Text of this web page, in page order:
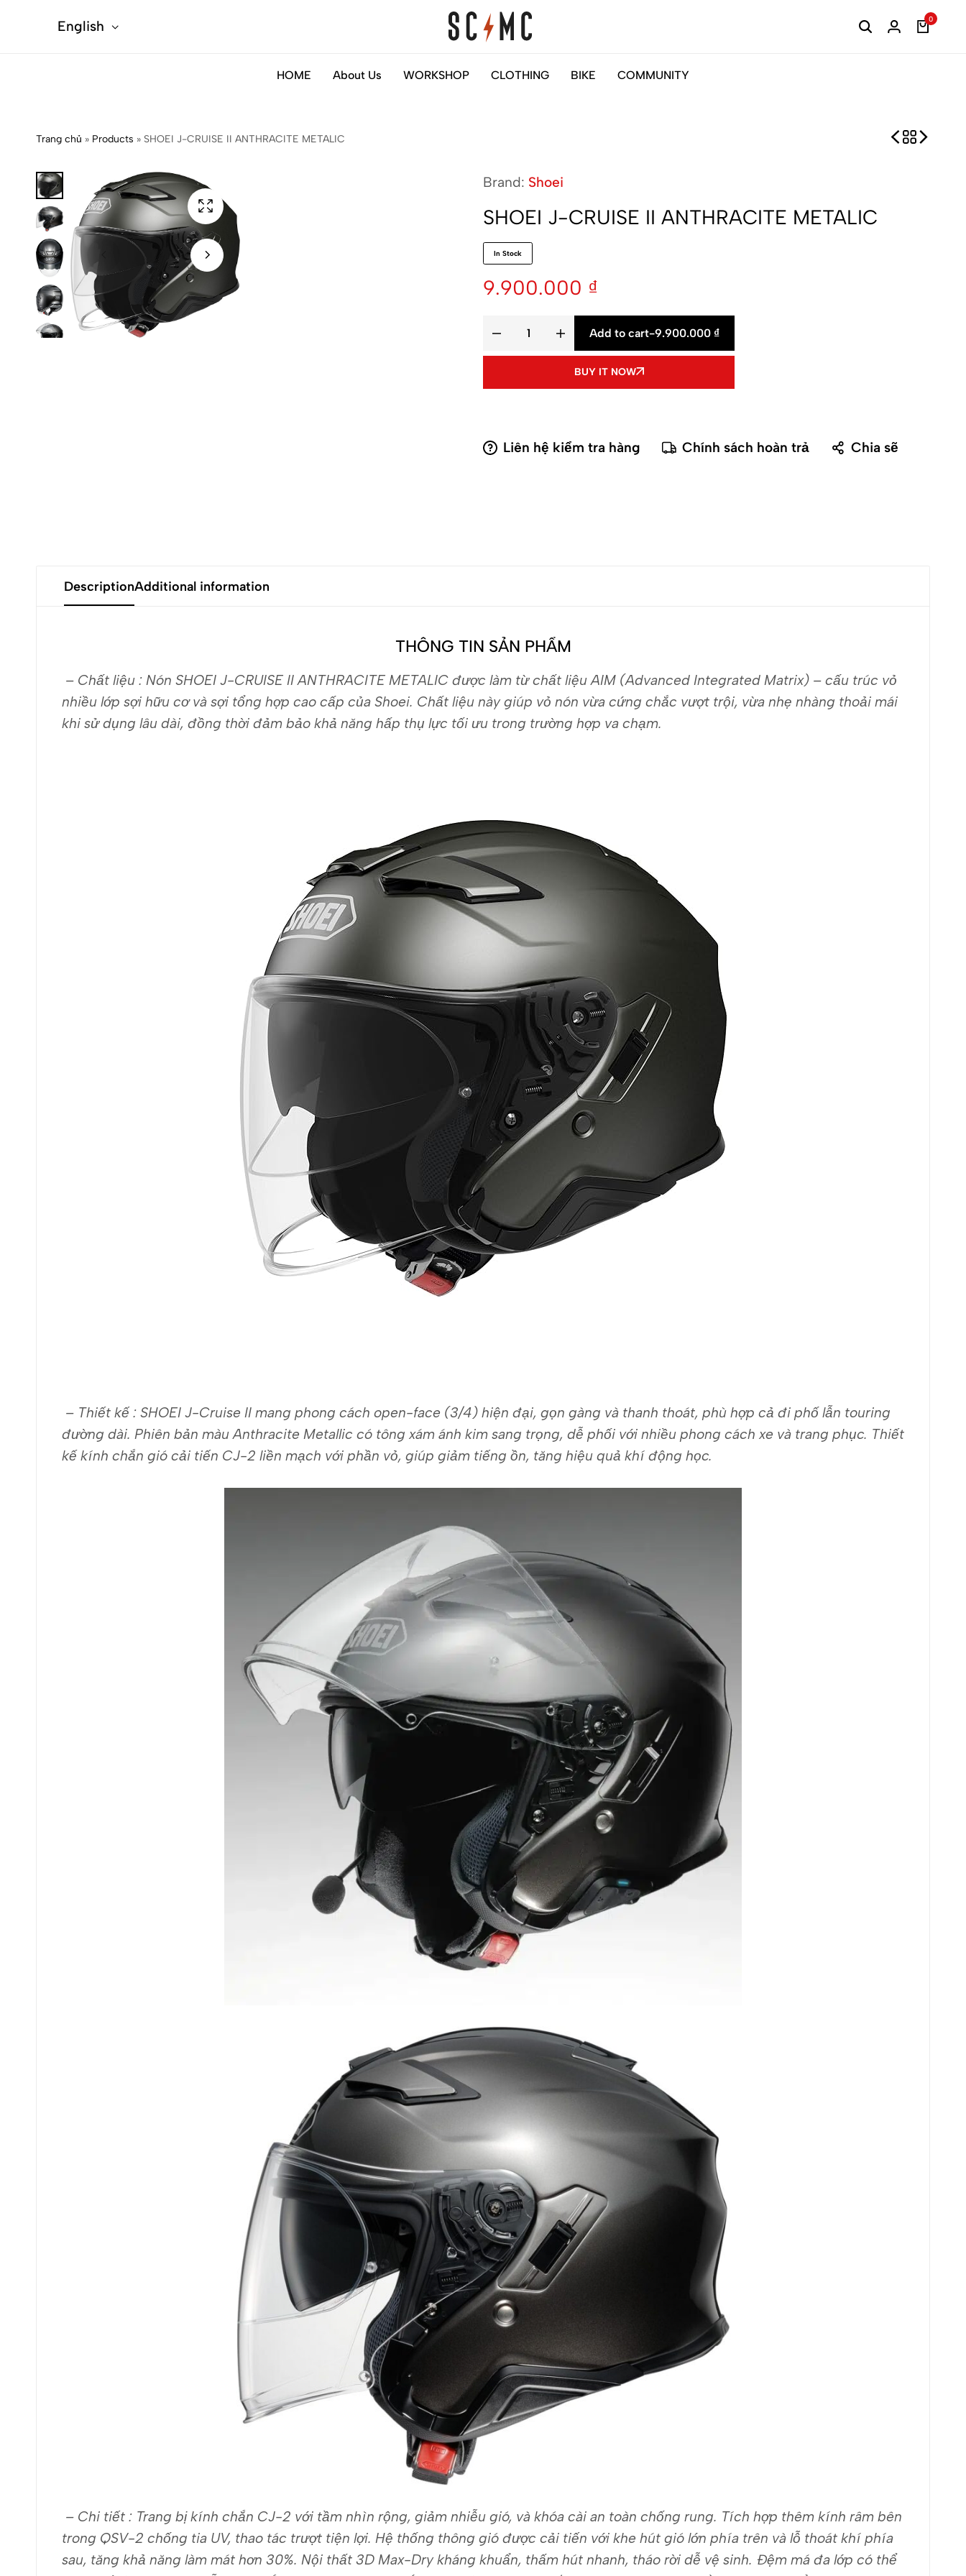
English
Classic
you
motorbike
0
HOME About Us WORKSHOP CLOTHING BIKE COMMUNITY
Trang chủ » Products » SHOEI J-CRUISE II ANTHRACITE METALIC
Brand: Shoei
SHOEI J-CRUISE II ANTHRACITE METALIC
In Stock
9.900.000 ₫
Add to cart-9.900.000 ₫
BUY IT NOW
Liên hệ kiểm tra hàng Chính sách hoàn trả Chia sẽ
DescriptionAdditional information
THÔNG TIN SẢN PHẨM
– Chất liệu : Nón SHOEI J-CRUISE II ANTHRACITE METALIC được làm từ chất liệu AIM (Advanced Integrated Matrix) – cấu trúc vỏ
nhiều lớp sợi hữu cơ và sợi tổng hợp cao cấp của Shoei. Chất liệu này giúp vỏ nón vừa cứng chắc vượt trội, vừa nhẹ nhàng thoải mái
khi sử dụng lâu dài, đồng thời đảm bảo khả năng hấp thụ lực tối ưu trong trường hợp va chạm.
– Thiết kế : SHOEI J-Cruise II mang phong cách open-face (3/4) hiện đại, gọn gàng và thanh thoát, phù hợp cả đi phố lẫn touring
đường dài. Phiên bản màu Anthracite Metallic có tông xám ánh kim sang trọng, dễ phối với nhiều phong cách xe và trang phục. Thiết
kế kính chắn gió cải tiến CJ-2 liền mạch với phần vỏ, giúp giảm tiếng ồn, tăng hiệu quả khí động học.
– Chi tiết : Trang bị kính chắn CJ-2 với tầm nhìn rộng, giảm nhiễu gió, và khóa cài an toàn chống rung. Tích hợp thêm kính râm bên
trong QSV-2 chống tia UV, thao tác trượt tiện lợi. Hệ thống thông gió được cải tiến với khe hút gió lớn phía trên và lỗ thoát khí phía
sau, tăng khả năng làm mát hơn 30%. Nội thất 3D Max-Dry kháng khuẩn, thấm hút nhanh, tháo rời dễ vệ sinh. Đệm má đa lớp có thể